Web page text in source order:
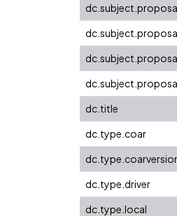
dc.title
dc.type.coar
dc.type.driver
dc.type.local